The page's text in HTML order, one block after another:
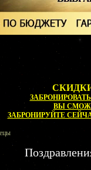
ВЫ
ЗАБРОНИРУЙТЕ